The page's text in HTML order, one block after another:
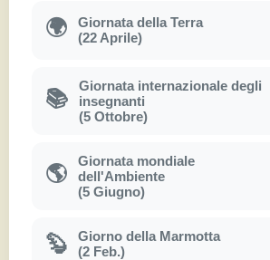
🌍
Giornata della Terra
(22 Aprile)
📚
Giornata internazionale degli
insegnanti
(5 Ottobre)
🌎
Giornata mondiale
dell'Ambiente
(5 Giugno)
🦫
Giorno della Marmotta
(2 Feb.)